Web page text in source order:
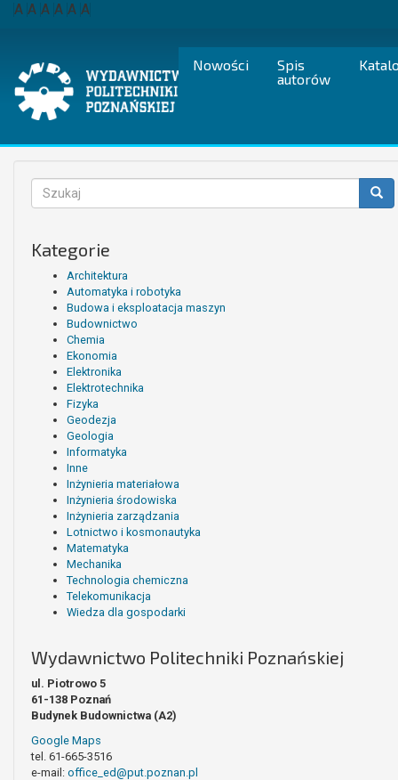
Przejdź
A A A A A A
Nowości
Spis
autorów
Formularz
wyszukiwania
Kategorie
Architektura
Automatyka i robotyka
Budowa i eksploatacja maszyn
Budownictwo
Chemia
Ekonomia
Elektronika
Elektrotechnika
Fizyka
Geodezja
Geologia
Informatyka
Inne
Inżynieria materiałowa
Inżynieria środowiska
Inżynieria zarządzania
Lotnictwo i kosmonautyka
Matematyka
Mechanika
Technologia chemiczna
Telekomunikacja
Wiedza dla gospodarki
Wydawnictwo Politechniki Poznańskiej
ul. Piotrowo 5
61-138 Poznań
Budynek Budownictwa (A2)
Google Maps
tel. 61-665-3516
e-mail: office_ed@put.poznan.pl